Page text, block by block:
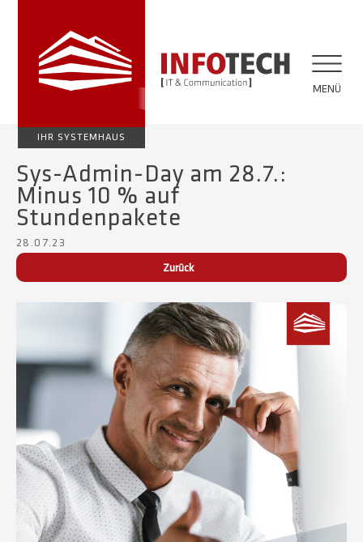
IHR SYSTEMHAUS
MENÜ
Sys-Admin-Day am 28.7.:
Minus 10 % auf
Stundenpakete
28.07.23
Zurück